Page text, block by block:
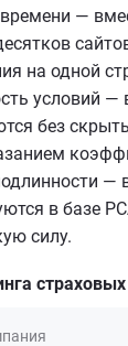
—
на одной
условий —
без
—
в базе
силу.